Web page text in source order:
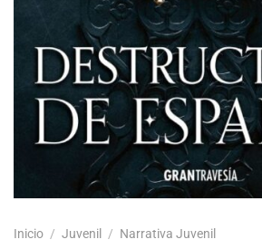
Inicio / Juvenil / Narrativa Juvenil